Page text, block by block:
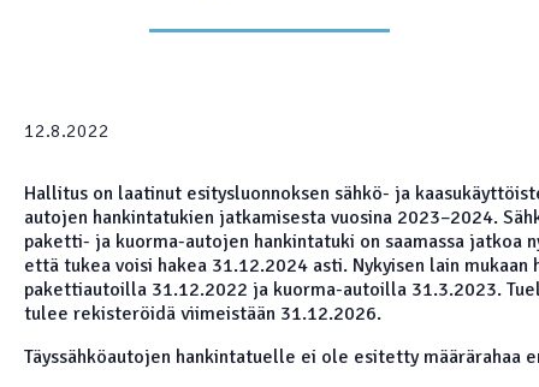
12.8.2022
Hallitus on laatinut esitysluonnoksen sähkö- ja
autojen hankintatukien jatkamisesta vuosina 2023–2024.
paketti- ja kuorma-autojen hankintatuki on saamassa jatkoa
että tukea voisi hakea 31.12.2024 asti. Nykyisen lain mukaan
pakettiautoilla 31.12.2022 ja kuorma-autoilla 31.3.2023.
tulee rekisteröidä viimeistään 31.12.2026.
Täyssähköautojen hankintatuelle ei ole esitetty määrärahaa